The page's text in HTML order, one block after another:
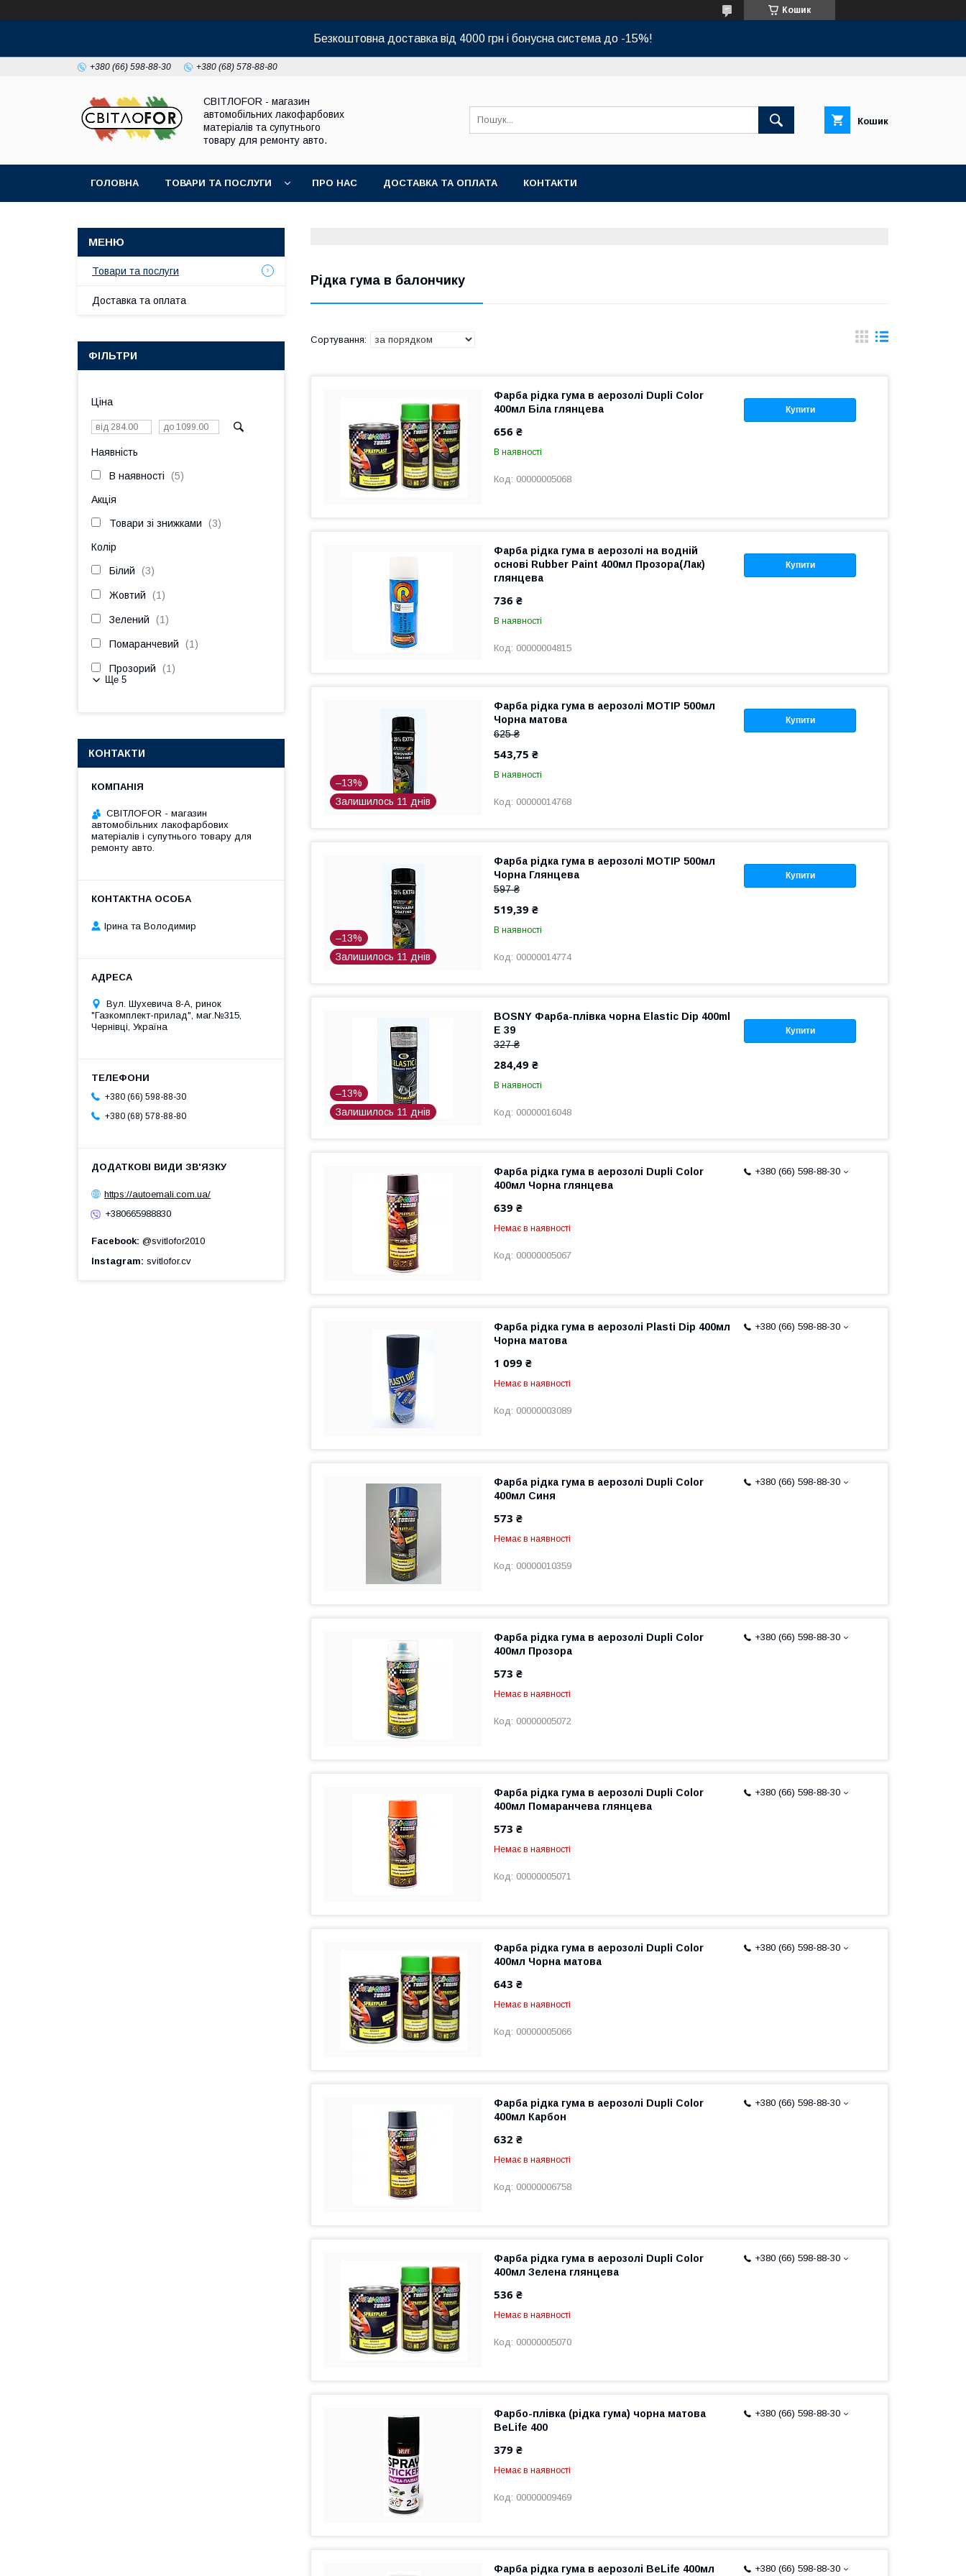
Кошик
Безкоштовна доставка від 4000 грн і бонусна система до -15%!
+380 (66) 598-88-30 +380 (68) 578-88-80
СВІТЛОFOR - магазин
автомобільних лакофарбових
матеріалів та супутнього
товару для ремонту авто.
Кошик
ГОЛОВНА ТОВАРИ ТА ПОСЛУГИ ПРО НАС ДОСТАВКА ТА ОПЛАТА КОНТАКТИ
Рідка гума в балончику
Купити
Фарба рідка гума в аерозолі Dupli Color
400мл Біла глянцева
656 ₴
В наявності
00000005068
Купити
Фарба рідка гума в аерозолі на водній
основі Rubber Paint 400мл Прозора(Лак)
глянцева
736 ₴
В наявності
00000004815
–13%
Залишилось 11 днів
Купити
Фарба рідка гума в аерозолі MOTIP 500мл
Чорна матова
625 ₴
543,75 ₴
В наявності
00000014768
–13%
Залишилось 11 днів
Купити
Фарба рідка гума в аерозолі MOTIP 500мл
Чорна Глянцева
597 ₴
519,39 ₴
В наявності
00000014774
–13%
Залишилось 11 днів
Купити
BOSNY Фарба-плівка чорна Elastic Dip 400ml
Е 39
327 ₴
284,49 ₴
В наявності
00000016048
+380 (66) 598-88-30
Фарба рідка гума в аерозолі Dupli Color
400мл Чорна глянцева
639 ₴
Немає в наявності
00000005067
+380 (66) 598-88-30
Фарба рідка гума в аерозолі Plasti Dip 400мл
Чорна матова
1 099 ₴
Немає в наявності
00000003089
+380 (66) 598-88-30
Фарба рідка гума в аерозолі Dupli Color
400мл Синя
573 ₴
Немає в наявності
00000010359
+380 (66) 598-88-30
Фарба рідка гума в аерозолі Dupli Color
400мл Прозора
573 ₴
Немає в наявності
00000005072
+380 (66) 598-88-30
Фарба рідка гума в аерозолі Dupli Color
400мл Помаранчева глянцева
573 ₴
Немає в наявності
00000005071
+380 (66) 598-88-30
Фарба рідка гума в аерозолі Dupli Color
400мл Чорна матова
643 ₴
Немає в наявності
00000005066
+380 (66) 598-88-30
Фарба рідка гума в аерозолі Dupli Color
400мл Карбон
632 ₴
Немає в наявності
00000006758
+380 (66) 598-88-30
Фарба рідка гума в аерозолі Dupli Color
400мл Зелена глянцева
536 ₴
Немає в наявності
00000005070
+380 (66) 598-88-30
Фарбо-плівка (рідка гума) чорна матова
BeLife 400
379 ₴
Немає в наявності
00000009469
+380 (66) 598-88-30
Фарба рідка гума в аерозолі BeLife 400мл
Товари та послуги
Доставка та оплата
ФІЛЬТРИ
Ціна
Наявність
В наявності 5
Акція
Товари зі знижками 3
Колір
Білий 3
Жовтий 1
Зелений 1
Помаранчевий 1
Прозорий 1
Ще 5
КОНТАКТИ
СВІТЛОFOR - магазин
автомобільних лакофарбових
матеріалів і супутнього товару для
ремонту авто.
Ірина та Володимир
Вул. Шухевича 8-А, ринок
"Газкомплект-прилад", маг.№315,
Чернівці, Україна
+380 (66) 598-88-30
+380 (68) 578-88-80
https://autoemali.com.ua/
+380665988830
Facebook @svitlofor2010
Instagram svitlofor.cv